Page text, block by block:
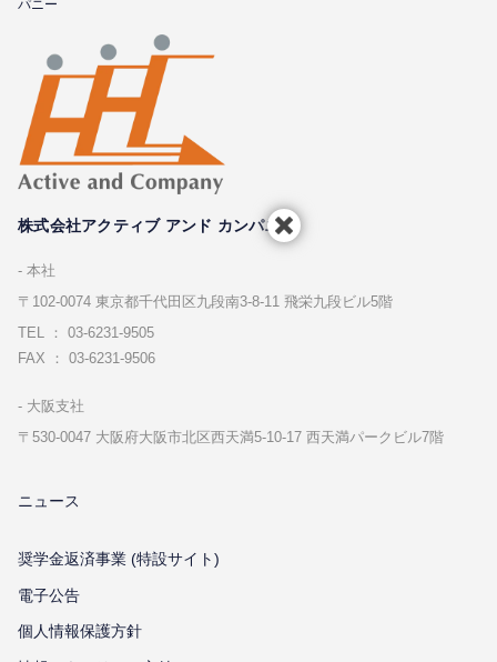
パニー
株式会社アクティブ アンド カンパニー
本社
〒102-0074 東京都千代⽥区九段南3-8-11 飛栄九段ビル5階
TEL ： 03-6231-9505
FAX ： 03-6231-9506
⼤阪⽀社
〒530-0047 ⼤阪府⼤阪市北区⻄天満5-10-17 ⻄天満パークビル7階
ニュース
奨学金返済事業 (特設サイト)
電子公告
個⼈情報保護⽅針